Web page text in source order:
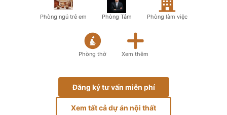
Phòng ngủ trẻ em Phòng Tắm Phòng làm việc
Phòng thờ Xem thêm
Đăng ký tư vấn miễn phí
Xem tất cả dự án nội thất